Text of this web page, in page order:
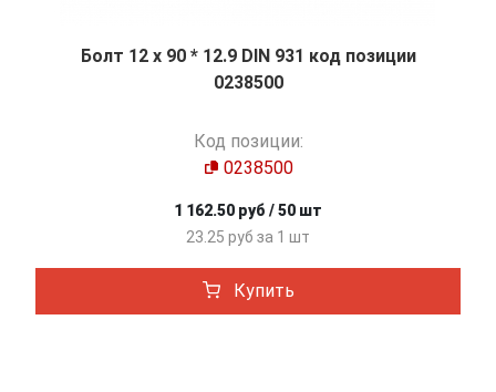
Болт 12 х 90 * 12.9 DIN 931 код позиции
0238500
Код позиции:
0238500
1 162.50 руб / 50 шт
23.25 руб за 1 шт
Купить